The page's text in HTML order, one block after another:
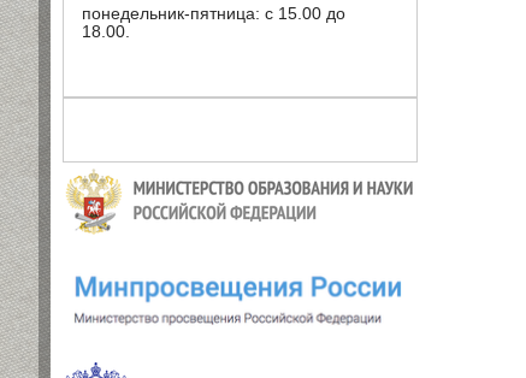
понедельник-пятница: с 15.00 до
18.00.